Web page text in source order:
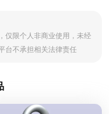
仅限个人非商业使用，未经
台不承担相关法律责任